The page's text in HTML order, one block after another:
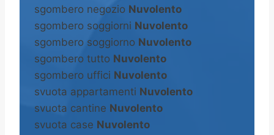
sgombero negozio Nuvolento
sgombero soggiorni Nuvolento
sgombero soggiorno Nuvolento
sgombero tutto Nuvolento
sgombero uffici Nuvolento
svuota appartamenti Nuvolento
svuota cantine Nuvolento
svuota case Nuvolento